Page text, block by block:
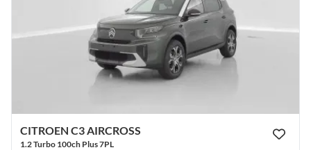
CITROEN C3 AIRCROSS
1.2 Turbo 100ch Plus 7PL